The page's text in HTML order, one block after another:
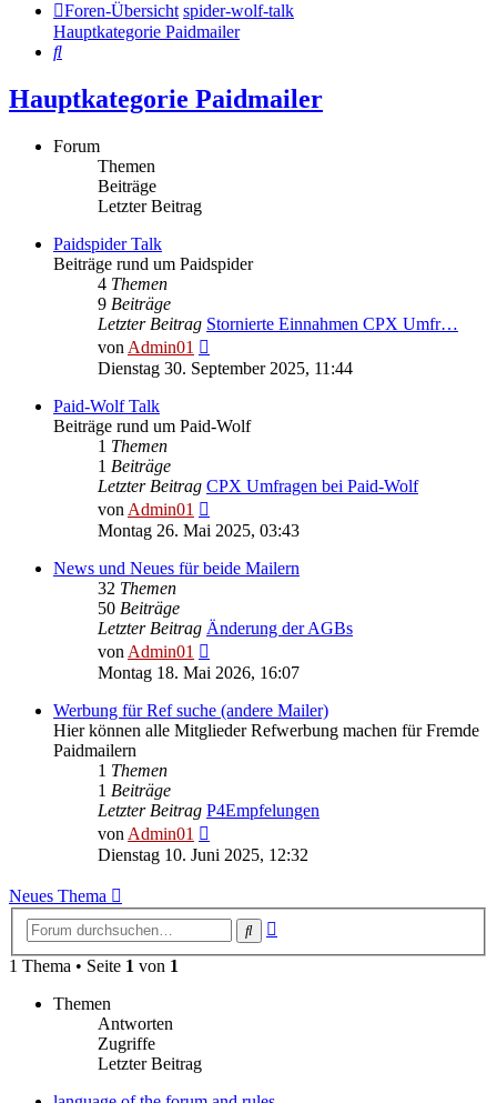
Foren-Übersicht spider-wolf-talk
Hauptkategorie Paidmailer
Suche
Hauptkategorie Paidmailer
Forum
Themen
Beiträge
Letzter Beitrag
Paidspider Talk
Beiträge rund um Paidspider
4 Themen
9 Beiträge
Letzter Beitrag Stornierte Einnahmen CPX Umfr…
von Admin01
Beitrag
Dienstag 30. September 2025, 11:44
Paid-Wolf Talk
Beiträge rund um Paid-Wolf
1 Themen
1 Beiträge
Letzter Beitrag CPX Umfragen bei Paid-Wolf
von Admin01
Beitrag
Montag 26. Mai 2025, 03:43
News und Neues für beide Mailern
32 Themen
50 Beiträge
Letzter Beitrag Änderung der AGBs
von Admin01
Beitrag
Montag 18. Mai 2026, 16:07
Werbung für Ref suche (andere Mailer)
Hier können alle Mitglieder Refwerbung machen für Fremde
Paidmailern
1 Themen
1 Beiträge
Letzter Beitrag P4Empfelungen
von Admin01
Beitrag
Dienstag 10. Juni 2025, 12:32
Neues Thema
Suche
1 Thema • Seite 1 von 1
Themen
Antworten
Zugriffe
Letzter Beitrag